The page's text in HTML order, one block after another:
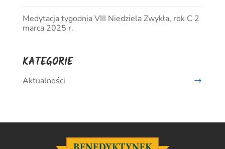
Medytacja tygodnia VIII Niedziela Zwykła, rok C 2
marca 2025 r.
KATEGORIE
Aktualności